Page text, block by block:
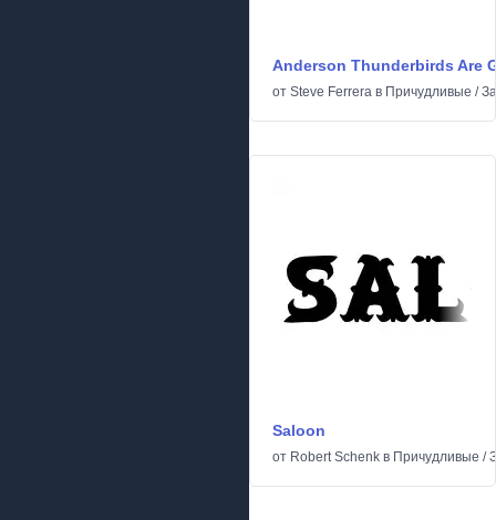
Anderson Thunderbirds Are
от Steve Ferrera в Причудливые /
Saloon
от Robert Schenk в Причудливые /